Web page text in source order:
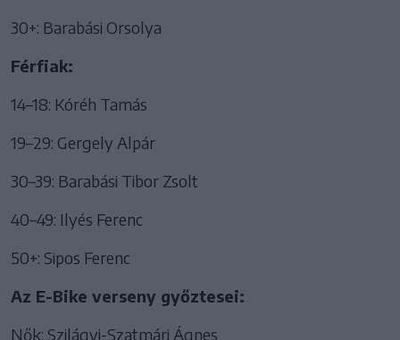
30+: Barabási Orsolya
Férfiak:
14–18: Kóréh Tamás
19–29: Gergely Alpár
30–39: Barabási Tibor Zsolt
40–49: Ilyés Ferenc
50+: Sipos Ferenc
Az E-Bike verseny győztesei:
Nők: Szilágyi-Szatmári Ágnes